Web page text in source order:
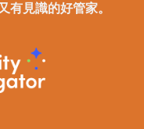
有見識的好管家。